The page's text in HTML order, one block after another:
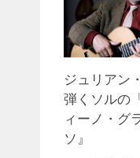
ジュリアン
弾くソルの
ィーノ・グ
ソ』